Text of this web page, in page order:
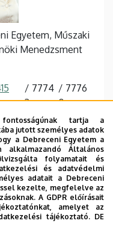
Egyetem, Műszaki
Menedzsment
7774
3
7776
0
Ótemető utca
"B" épület
B1.08, V.0.11
tartja a
jutott személyes adatok
a Debreceni Egyetem a
alkalmazandó Általános
folyamatait és
és adatvédelmi
adatait a Debreceni
kezelte, megfelelve az
A GDPR előírásait
amelyet az
tájékoztató. DE